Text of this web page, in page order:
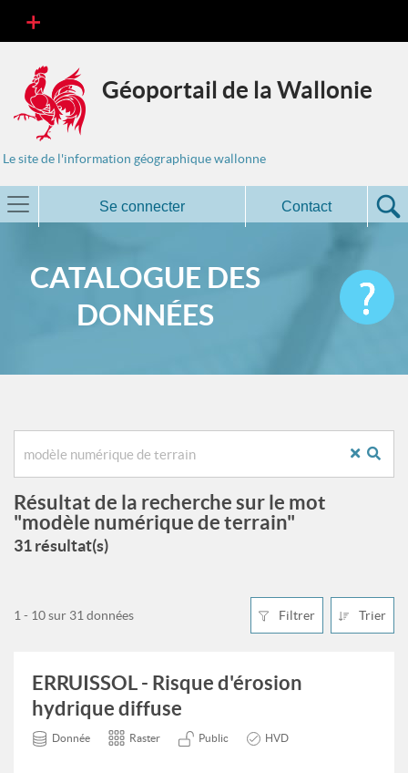
Géoportail de la Wallonie
Le site de l'information géographique wallonne
Se connecter Contact
CATALOGUE DES
DONNÉES
Résultat de la recherche sur le mot
"modèle numérique de terrain"
31 résultat(s)
Filtrer Trier
1 - 10 sur 31 données
ERRUISSOL - Risque d'érosion
hydrique diffuse
Donnée Raster Public HVD